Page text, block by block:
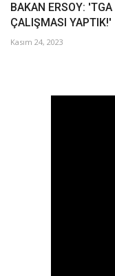
BAKAN ERSOY:
ÇALIŞMASI YAPTIK!'
Kasım 24, 2023